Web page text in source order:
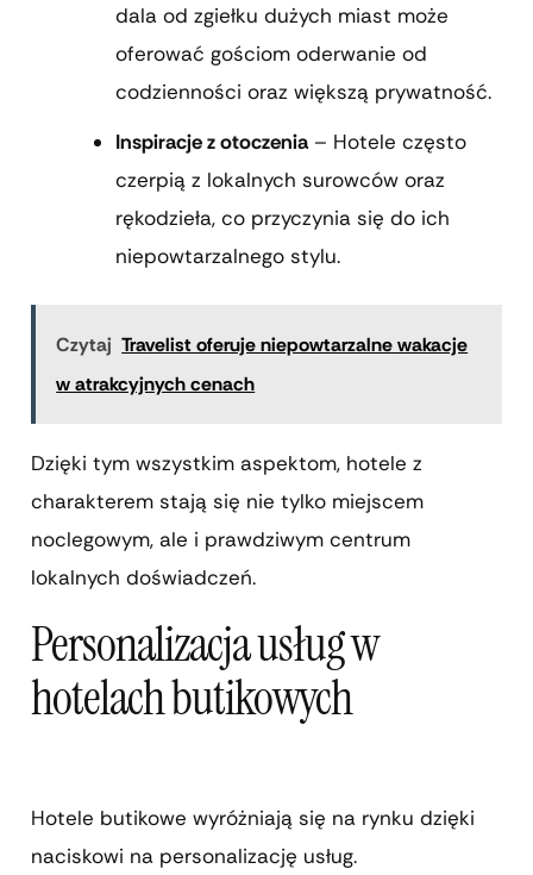
dala od zgiełku dużych miast może
oferować gościom oderwanie od
codzienności oraz większą prywatność.
Inspiracje z otoczenia– Hotele często
czerpią z lokalnych surowców oraz
rękodzieła, co przyczynia się do ich
niepowtarzalnego stylu.
Czytaj Travelist oferuje niepowtarzalne wakacje
w atrakcyjnych cenach
Dzięki tym wszystkim aspektom, hotele z
charakterem stają się nie tylko miejscem
noclegowym, ale i prawdziwym centrum
lokalnych doświadczeń.
Personalizacja usług w
hotelach butikowych
Hotele butikowe wyróżniają się na rynku dzięki
naciskowi na personalizację usług.